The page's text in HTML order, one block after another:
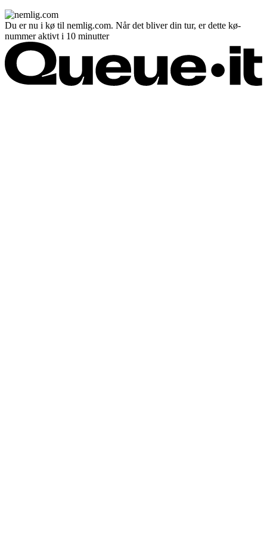
Du er nu i kø til nemlig.com. Når det bliver din tur, er dette kø-
nummer aktivt i 10 minutter